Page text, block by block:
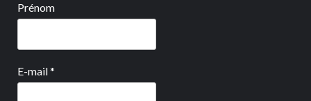
Prénom
E-mail*